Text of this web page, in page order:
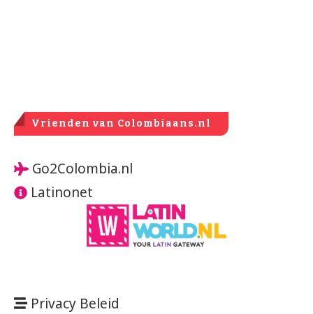
Vrienden van Colombiaans.nl
Go2Colombia.nl
Latinonet
Privacy Beleid